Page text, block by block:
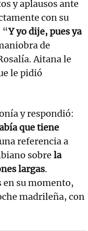
y aplausos ante
con su
“Y yo dije, pues ya
de
Aitana le
le pidió
y respondió:
que tiene
referencia a
sobre la
largas.
en su momento,
madrileña, con